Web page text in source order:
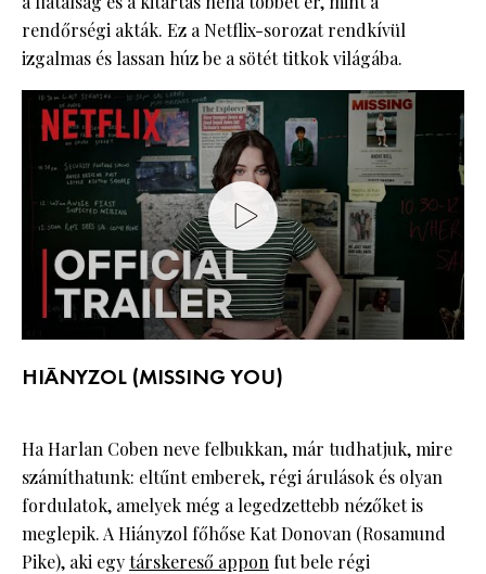
rendőrségi akták. Ez a Netflix-sorozat rendkívül
izgalmas és lassan húz be a sötét titkok világába.
HIÁNYZOL (MISSING YOU)
Ha Harlan Coben neve felbukkan, már tudhatjuk, mire
számíthatunk: eltűnt emberek, régi árulások és olyan
fordulatok, amelyek még a legedzettebb nézőket is
meglepik. A Hiányzol főhőse Kat Donovan (Rosamund
Pike), aki egytárskereső appon fut bele régi